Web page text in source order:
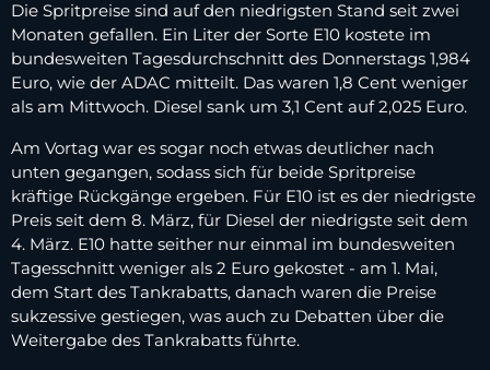
Die Spritpreise sind auf den niedrigsten Stand seit zwei
Monaten gefallen. Ein Liter der Sorte E10 kostete im
bundesweiten Tagesdurchschnitt des Donnerstags 1,984
Euro, wie der ADAC mitteilt. Das waren 1,8 Cent weniger
als am Mittwoch. Diesel sank um 3,1 Cent auf 2,025 Euro.
Am Vortag war es sogar noch etwas deutlicher nach
unten gegangen, sodass sich für beide Spritpreise
kräftige Rückgänge ergeben. Für E10 ist es der niedrigste
Preis seit dem 8. März, für Diesel der niedrigste seit dem
4. März. E10 hatte seither nur einmal im bundesweiten
Tagesschnitt weniger als 2 Euro gekostet - am 1. Mai,
dem Start des Tankrabatts, danach waren die Preise
sukzessive gestiegen, was auch zu Debatten über die
Weitergabe des Tankrabatts führte.